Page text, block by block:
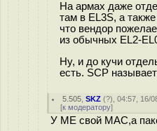
На армах даже
там в EL3S, а
что вендор
из обычных EL2-
Ну, и до кучи
есть. SCP
5.505 ,SKZ (?), 04:57, 16/
[к модератору]
У ME свой MAC,а